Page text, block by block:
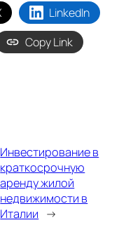
LinkedIn
Copy Link
Инвестирование в
краткосрочную
аренду жилой
недвижимости в
Италии →